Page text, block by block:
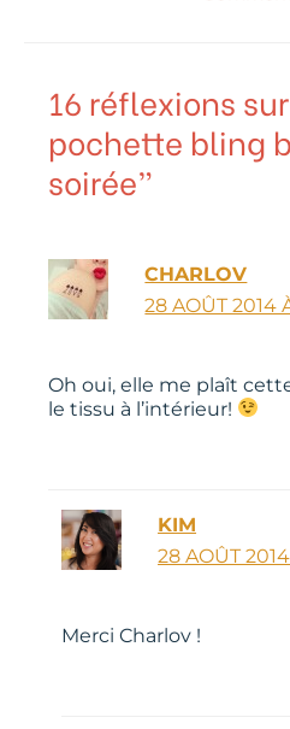
16 réflexions
pochette bling
soirée”
CHARLOV
28 AOÛT 2014
Oh oui, elle me plaît
le tissu à l’intérieur!
KIM
28 AOÛT
Merci Charlov !